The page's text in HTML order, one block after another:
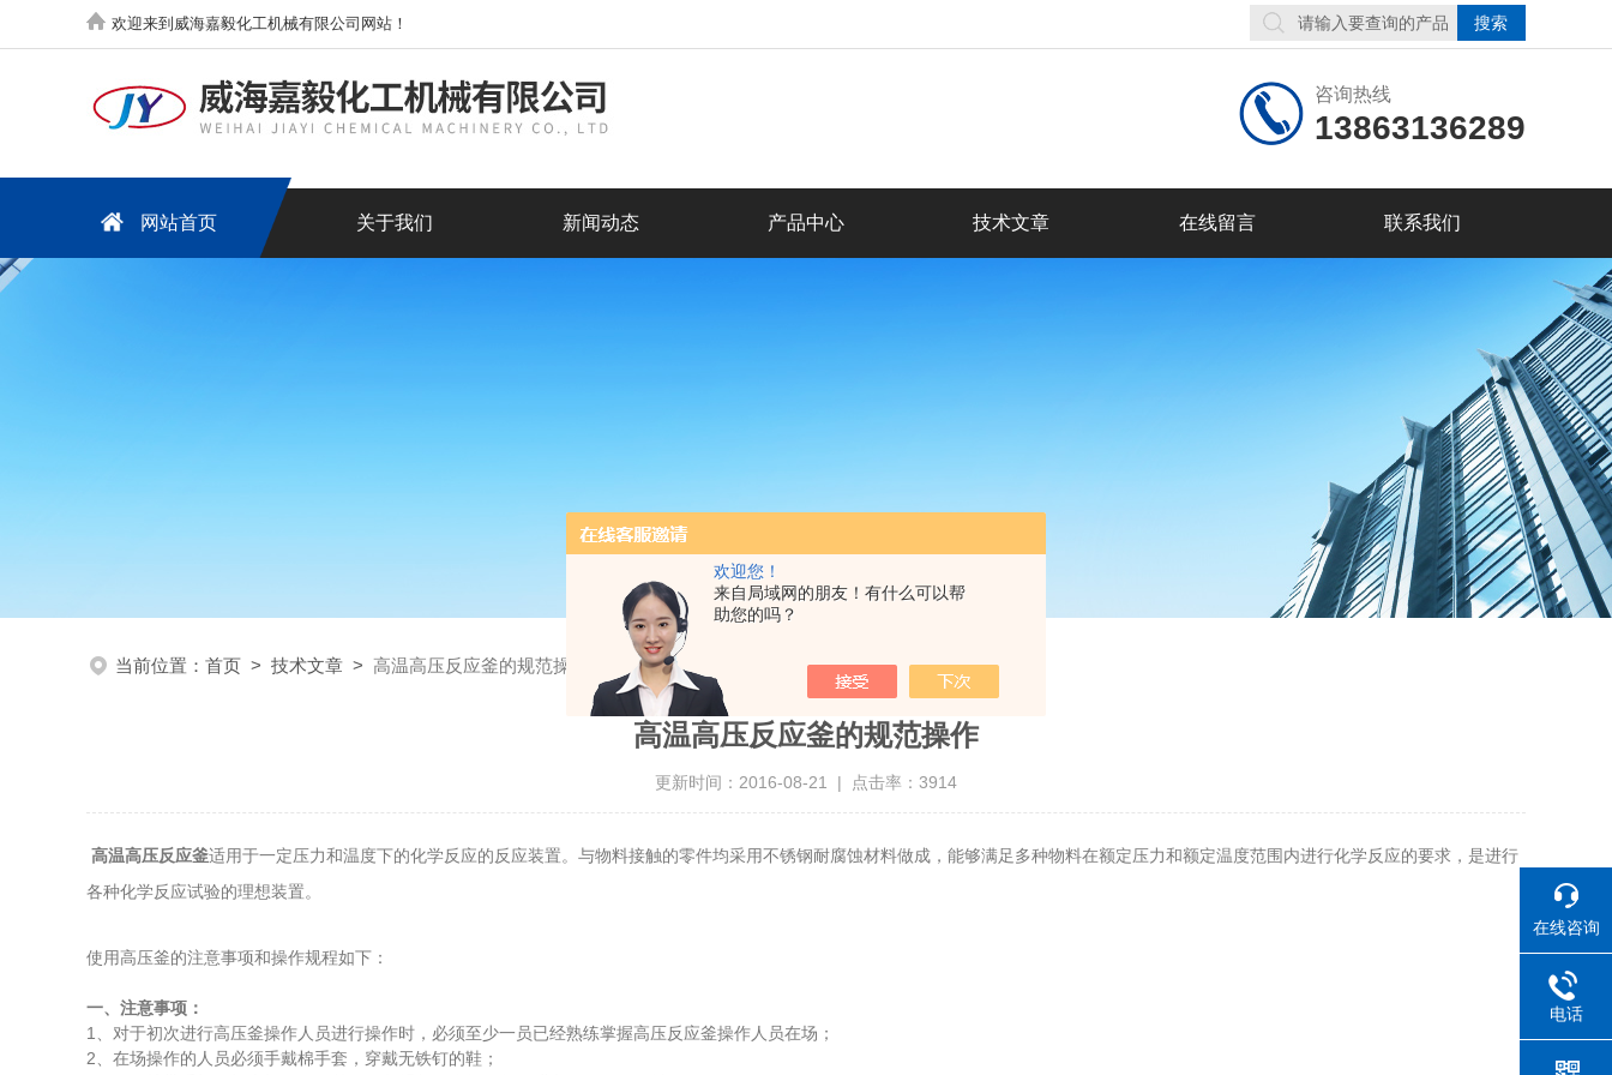
欢迎您！
来自局域网的朋友！有什么可以帮
助您的吗？
欢迎来到威海嘉毅化工机械有限公司网站！
咨询热线
13863136289
网站首页 关于我们 新闻动态 产品中心 技术文章 在线留言 联系我们
当前位置： 首页 > 技术文章 > 高温高压反应釜的规范操作
高温高压反应釜的规范操作
更新时间：2016-08-21 | 点击率：3914
高温高压反应釜适用于一定压力和温度下的化学反应的反应装置。与物料接触的零件均采用不锈钢耐腐蚀材料做成，能够满足多种物料在额定压力和额定温度范围内进行化学反应的要求，是进行
各种化学反应试验的理想装置。
使用高压釜的注意事项和操作规程如下：
一、注意事项：
1、对于初次进行高压釜操作人员进行操作时，必须至少一员已经熟练掌握高压反应釜操作人员在场；
2、在场操作的人员必须手戴棉手套，穿戴无铁钉的鞋；
在线咨询
电话